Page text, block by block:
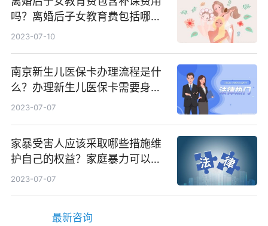
吗？离婚后子女教育费包括哪
些？
2023-07-10
南京新生儿医保卡办理流程是什
么？办理新生儿医保卡需要身份
证吗？ 全球微动态
2023-07-07
家暴受害人应该采取哪些措施维
护自己的权益？家庭暴力可以诉
讼离婚吗？
2023-07-07
最新咨询